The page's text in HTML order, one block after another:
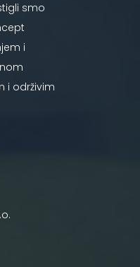
smo
i
i održivim